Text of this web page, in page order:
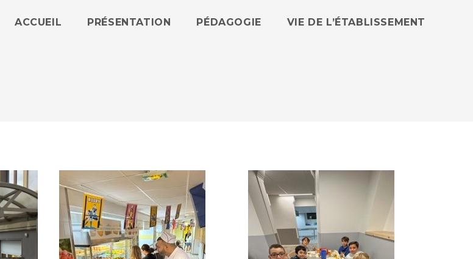
ACCUEIL PRÉSENTATION PÉDAGOGIE VIE DE L’ÉTABLISSEMENT